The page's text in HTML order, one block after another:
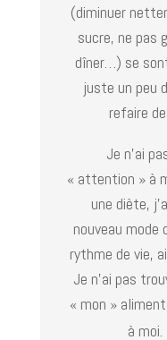
(diminuer
sucre, ne pas
dîner…) se
juste un peu
refaire
Je n’ai
« attention » à
une diète,
nouveau mode
rythme de vie,
Je n’ai pas
« mon »
à moi.